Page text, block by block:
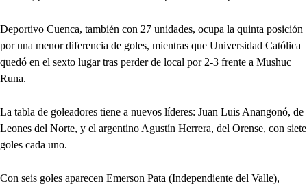
Deportivo Cuenca, también con 27 unidades, ocupa la quinta posición
por una menor diferencia de goles, mientras que Universidad Católica
quedó en el sexto lugar tras perder de local por 2-3 frente a Mushuc
Runa.
La tabla de goleadores tiene a nuevos líderes: Juan Luis Anangonó, de
Leones del Norte, y el argentino Agustín Herrera, del Orense, con siete
goles cada uno.
Con seis goles aparecen Emerson Pata (Independiente del Valle),